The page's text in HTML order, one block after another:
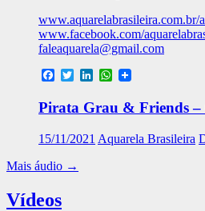
www.aquarelabrasileira.com.br/
www.facebook.com/
faleaquarela@gmail.com
Facebook
TwitterLinkedInWhatsApp
Pirata Grau & Friends –
15/11/2021 Aquarela Brasileira
Mais áudio →
Vídeos